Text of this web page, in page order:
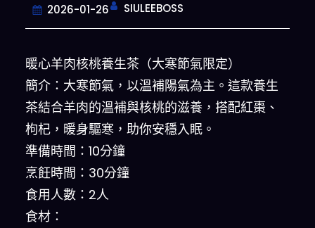
2026-01-26 SIULEEBOSS
暖心羊肉核桃養生茶（大寒節氣限定）
簡介：大寒節氣，以溫補陽氣為主。這款養生
茶結合羊肉的溫補與核桃的滋養，搭配紅棗、
枸杞，暖身驅寒，助你安穩入眠。
準備時間：10分鐘
烹飪時間：30分鐘
食用人數：2人
食材：